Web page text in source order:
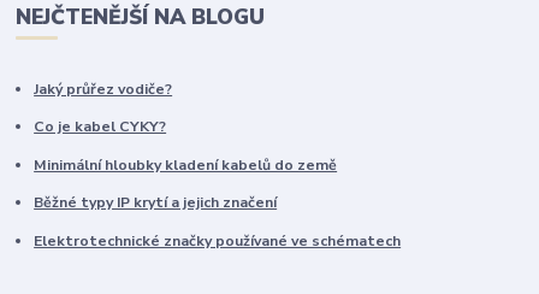
NEJČTENĚJŠÍ NA BLOGU
Jaký průřez vodiče?
Co je kabel CYKY?
Minimální hloubky kladení kabelů do země
Běžné typy IP krytí a jejich značení
Elektrotechnické značky používané ve schématech